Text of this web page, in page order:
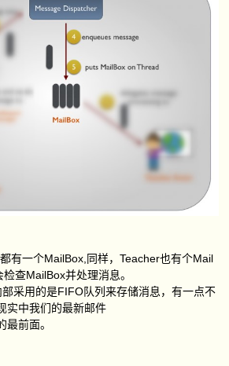
有一个MailBox,同样，Teacher也有个Mail
查MailBox并处理消息。
部采用的是FIFO队列来存储消息，有一点不
实中我们的最新邮件
最前面。